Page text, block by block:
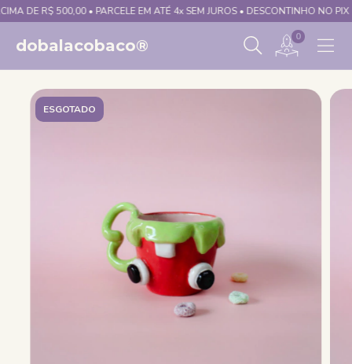
DE R$ 500,00 • PARCELE EM ATÉ 4x SEM JUROS • DESCONTINHO NO PIX
dobalacobaco® 0
ESGOTADO